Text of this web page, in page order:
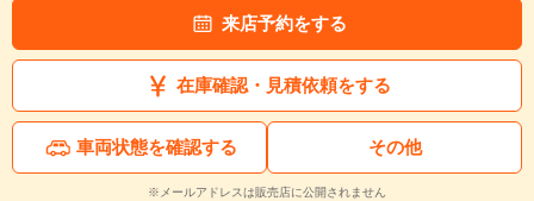
来店予約をする
在庫確認・見積依頼をする
車両状態を確認する その他
※メールアドレスは販売店に公開されません